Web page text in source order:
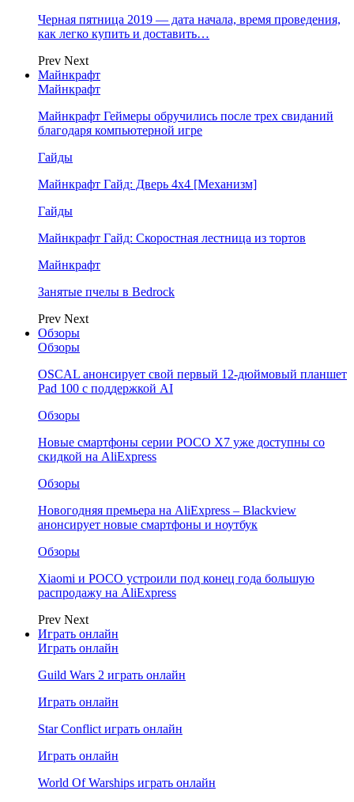
Черная пятница 2019 — дата начала, время проведения,
как легко купить и доставить…
Prev Next
Майнкрафт
Майнкрафт
Майнкрафт Геймеры обручились после трех свиданий
благодаря компьютерной игре
Гайды
Майнкрафт Гайд: Дверь 4х4 [Механизм]
Гайды
Майнкрафт Гайд: Скоростная лестница из тортов
Майнкрафт
Занятые пчелы в Bedrock
Prev Next
Обзоры
Обзоры
OSCAL анонсирует свой первый 12-дюймовый планшет
Pad 100 с поддержкой AI
Обзоры
Новые смартфоны серии POCO X7 уже доступны со
скидкой на AliExpress
Обзоры
Новогодняя премьера на AliExpress – Blackview
анонсирует новые смартфоны и ноутбук
Обзоры
Xiaomi и POCO устроили под конец года большую
распродажу на AliExpress
Prev Next
Играть онлайн
Играть онлайн
Guild Wars 2 играть онлайн
Играть онлайн
Star Conflict играть онлайн
Играть онлайн
World Of Warships играть онлайн